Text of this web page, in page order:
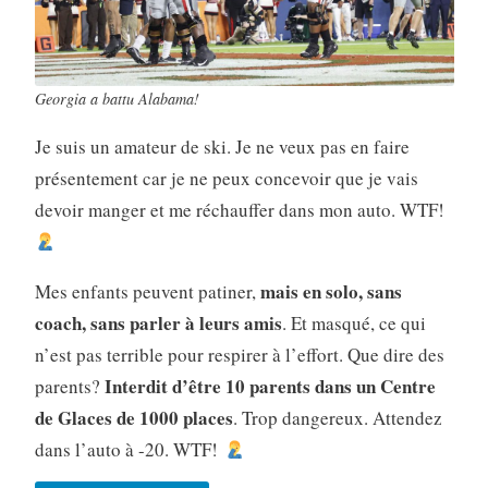
Georgia a battu Alabama!
Je suis un amateur de ski. Je ne veux pas en faire
présentement car je ne peux concevoir que je vais
devoir manger et me réchauffer dans mon auto. WTF!
Mes enfants peuvent patiner,mais en solo, sans
coach, sans parler à leurs amis. Et masqué, ce qui
n’est pas terrible pour respirer à l’effort. Que dire des
parents? Interdit d’être 10 parents dans un Centre
de Glaces de 1000 places. Trop dangereux. Attendez
dans l’auto à -20. WTF!